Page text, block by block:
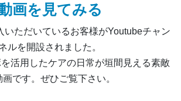
画を見てみる
いただいているお客様がYoutubeチャン
ルを開設されました。
活用したケアの日常が垣間見える素敵
画です。ぜひご覧下さい。